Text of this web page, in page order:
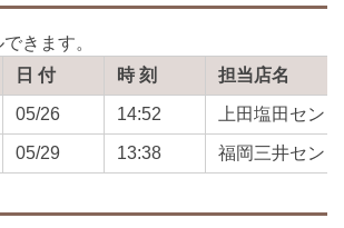
日 付 時 刻 担当店名
05/26 14:52 上田塩田セン
05/29 13:38 福岡三井セン